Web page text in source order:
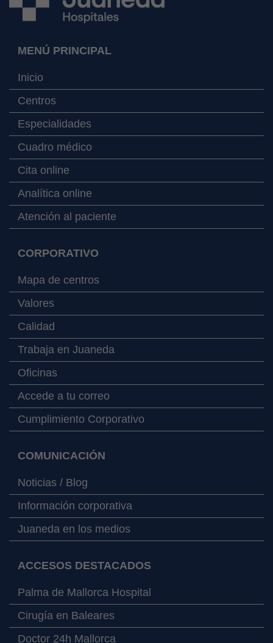
MENÚ PRINCIPAL
Inicio
Centros
Especialidades
Cuadro médico
Cita online
Analítica online
Atención al paciente
CORPORATIVO
Mapa de centros
Valores
Calidad
Trabaja en Juaneda
Oficinas
Accede a tu correo
Cumplimiento Corporativo
COMUNICACIÓN
Noticias / Blog
Información corporativa
Juaneda en los medios
ACCESOS DESTACADOS
Palma de Mallorca Hospital
Cirugía en Baleares
Doctor 24h Mallorca